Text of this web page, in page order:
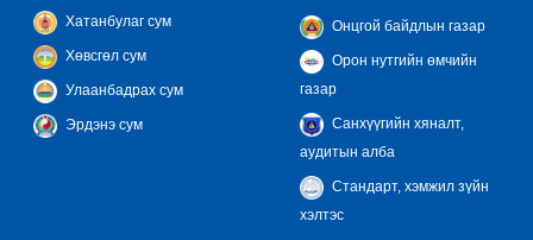
Хатанбулаг сум
Хөвсгөл сум
Улаанбадрах сум
Эрдэнэ сум
Онцгой байдлын газар
Орон нутгийн өмчийн
газар
Санхүүгийн хяналт,
аудитын алба
Стандарт, хэмжил зүйн
хэлтэс